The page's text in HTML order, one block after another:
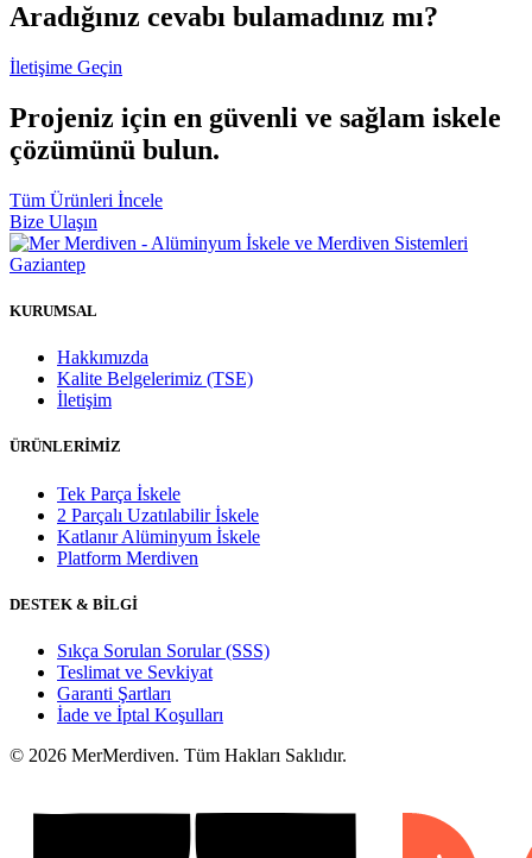
Aradığınız cevabı bulamadınız mı?
İletişime Geçin
Projeniz için en güvenli ve sağlam iskele
çözümünü bulun.
Tüm Ürünleri İncele
Bize Ulaşın
KURUMSAL
Hakkımızda
Kalite Belgelerimiz (TSE)
İletişim
ÜRÜNLERİMİZ
Tek Parça İskele
2 Parçalı Uzatılabilir İskele
Katlanır Alüminyum İskele
Platform Merdiven
DESTEK & BİLGİ
Sıkça Sorulan Sorular (SSS)
Teslimat ve Sevkiyat
Garanti Şartları
İade ve İptal Koşulları
© 2026 MerMerdiven. Tüm Hakları Saklıdır.